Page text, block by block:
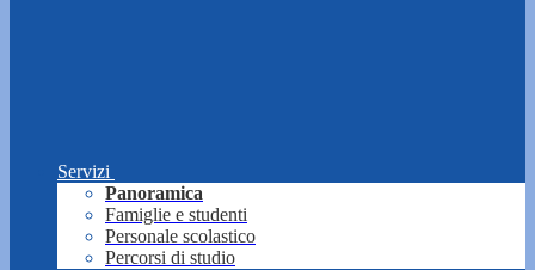
Servizi
Panoramica
Famiglie e studenti
Personale scolastico
Percorsi di studio